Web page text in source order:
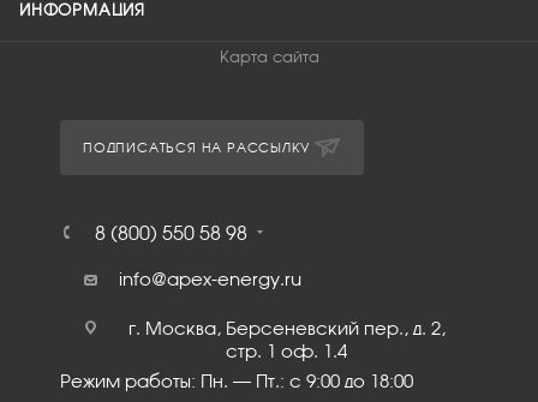
ИНФОРМАЦИЯ
Карта сайта
ПОДПИСАТЬСЯ НА РАССЫЛКУ
8 (800) 550 58 98
info@apex-energy.ru
г. Москва, Берсеневский пер., д. 2,
стр. 1 оф. 1.4
Режим работы: Пн. – Пт.: с 9:00 до 18:00